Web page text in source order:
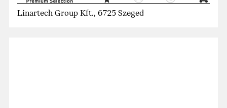
Linartech Group Kft., 6725 Szeged